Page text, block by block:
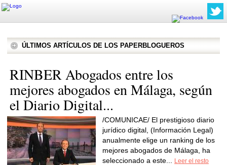
ÚLTIMOS ARTÍCULOS DE LOS PAPERBLOGUEROS
RINBER Abogados entre los
mejores abogados en Málaga, según
el Diario Digital...
/COMUNICAE/ El prestigioso diario
jurídico digital, (Información Legal)
anualmente elige un ranking de los
mejores abogados de Málaga, ha
seleccionado a este...
Leer el resto